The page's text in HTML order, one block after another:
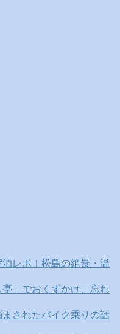
レポ！松島の絶景・温
」でおくずかけ、忘れ
されたバイク乗りの話